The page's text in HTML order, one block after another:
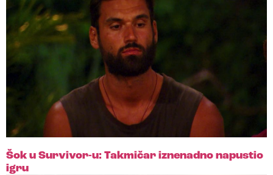
Šok u Survivor-u: Takmičar iznenadno napustio
igru